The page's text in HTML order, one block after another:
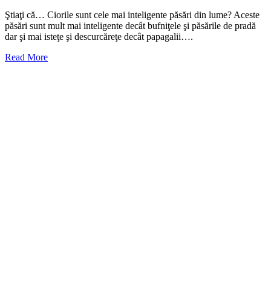
Ştiaţi că… Ciorile sunt cele mai inteligente păsări din lume? Aceste
păsări sunt mult mai inteligente decât bufniţele şi păsările de pradă
dar şi mai isteţe şi descurcăreţe decât papagalii….
Read More